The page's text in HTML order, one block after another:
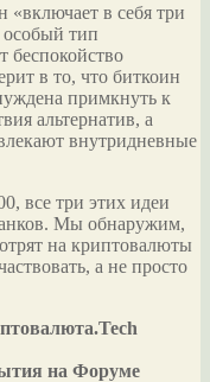
«включает в себя три
особый тип
беспокойство
в то, что биткоин
примкнуть к
альтернатив, а
внутридневные
все три этих идеи
Мы обнаружим,
на криптовалюты
а не просто
на Форуме